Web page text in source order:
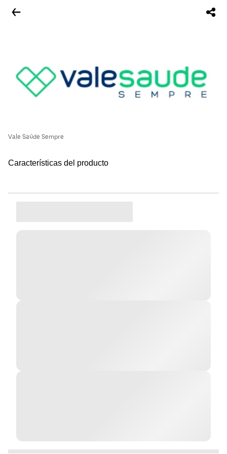
Vale Saúde Sempre
Características del producto